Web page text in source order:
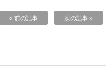
« 前の記事 次の記事 »